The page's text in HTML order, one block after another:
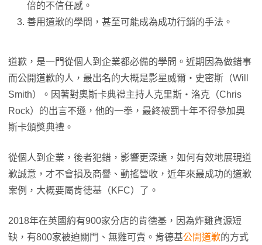
倍的不信任感。
善用道歉的學問，甚至可能成為成功行銷的手法。
道歉，是一門從個人到企業都必備的學問。近期因為做錯事
而公開道歉的人，最出名的大概是影星威爾・史密斯（Will
Smith）。因著對奧斯卡典禮主持人克里斯・洛克（Chris
Rock）的出言不遜，他的一拳，最終被罰十年不得參加奧
斯卡頒獎典禮。
從個人到企業，後者犯錯，影響更深遠，如何有效地展現道
歉誠意，才不會損及商譽、動搖營收，近年來最成功的道歉
案例，大概要屬肯德基（KFC）了。
2018年在英國約有900家分店的肯德基，因為炸雞貨源短
缺，有800家被迫關門、無雞可賣。肯德基公開道歉的方式